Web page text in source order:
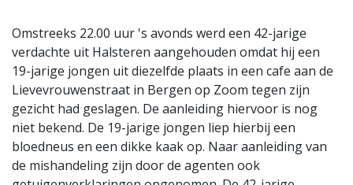
Omstreeks 22.00 uur 's avonds werd een 42-jarige
verdachte uit Halsteren aangehouden omdat hij een
19-jarige jongen uit diezelfde plaats in een cafe aan de
Lievevrouwenstraat in Bergen op Zoom tegen zijn
gezicht had geslagen. De aanleiding hiervoor is nog
niet bekend. De 19-jarige jongen liep hierbij een
bloedneus en een dikke kaak op. Naar aanleiding van
de mishandeling zijn door de agenten ook